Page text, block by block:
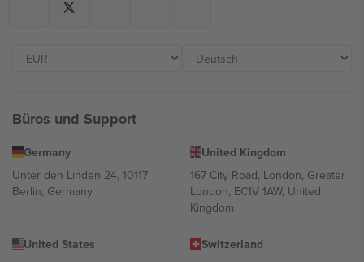
Büros und Support
Germany
Unter den Linden 24, 10117
Berlin, Germany
United Kingdom
167 City Road, London, Greater
London, EC1V 1AW, United
Kingdom
United States
Switzerland